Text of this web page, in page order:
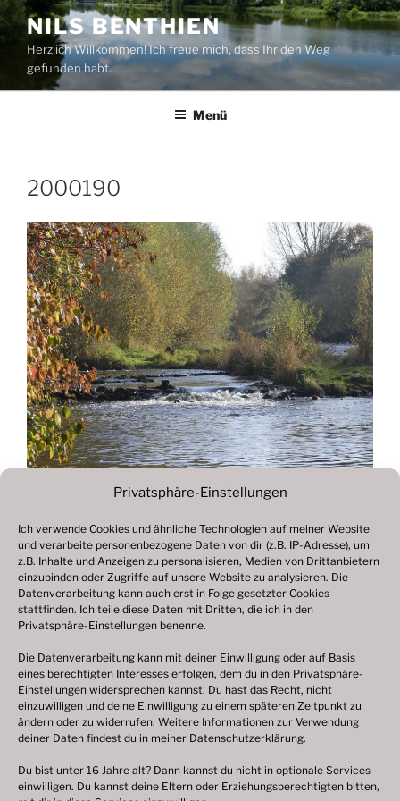
Privatsphäre-Einstellungen
Ich verwende Cookies und ähnliche Technologien auf meiner Website
und verarbeite personenbezogene Daten von dir (z.B. IP-Adresse), um
z.B. Inhalte und Anzeigen zu personalisieren, Medien von Drittanbietern
einzubinden oder Zugriffe auf unsere Website zu analysieren. Die
Datenverarbeitung kann auch erst in Folge gesetzter Cookies
stattfinden. Ich teile diese Daten mit Dritten, die ich in den
Privatsphäre-Einstellungen benenne.
Die Datenverarbeitung kann mit deiner Einwilligung oder auf Basis
eines berechtigten Interesses erfolgen, dem du in den Privatsphäre-
Einstellungen widersprechen kannst. Du hast das Recht, nicht
einzuwilligen und deine Einwilligung zu einem späteren Zeitpunkt zu
ändern oder zu widerrufen. Weitere Informationen zur Verwendung
deiner Daten findest du in meiner Datenschutzerklärung.
Du bist unter 16 Jahre alt? Dann kannst du nicht in optionale Services
einwilligen. Du kannst deine Eltern oder Erziehungsberechtigten bitten,
Zum
Inhalt
springen
NILS BENTHIEN
Herzlich Willkommen! Ich freue mich, dass Ihr den Weg
gefunden habt.
Menü
2000190
Beitragsnavigation
Vorheriger
Beitrag
Fotogalerie 2020
© 2003 – 2025 nilsbenthien.de,Datenschutzerklärung
|Cookie-Richtlinie EU|Impressum